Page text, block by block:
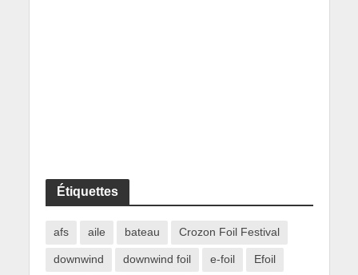
Étiquettes
afs aile bateau Crozon Foil Festival
downwind downwind foil e-foil Efoil